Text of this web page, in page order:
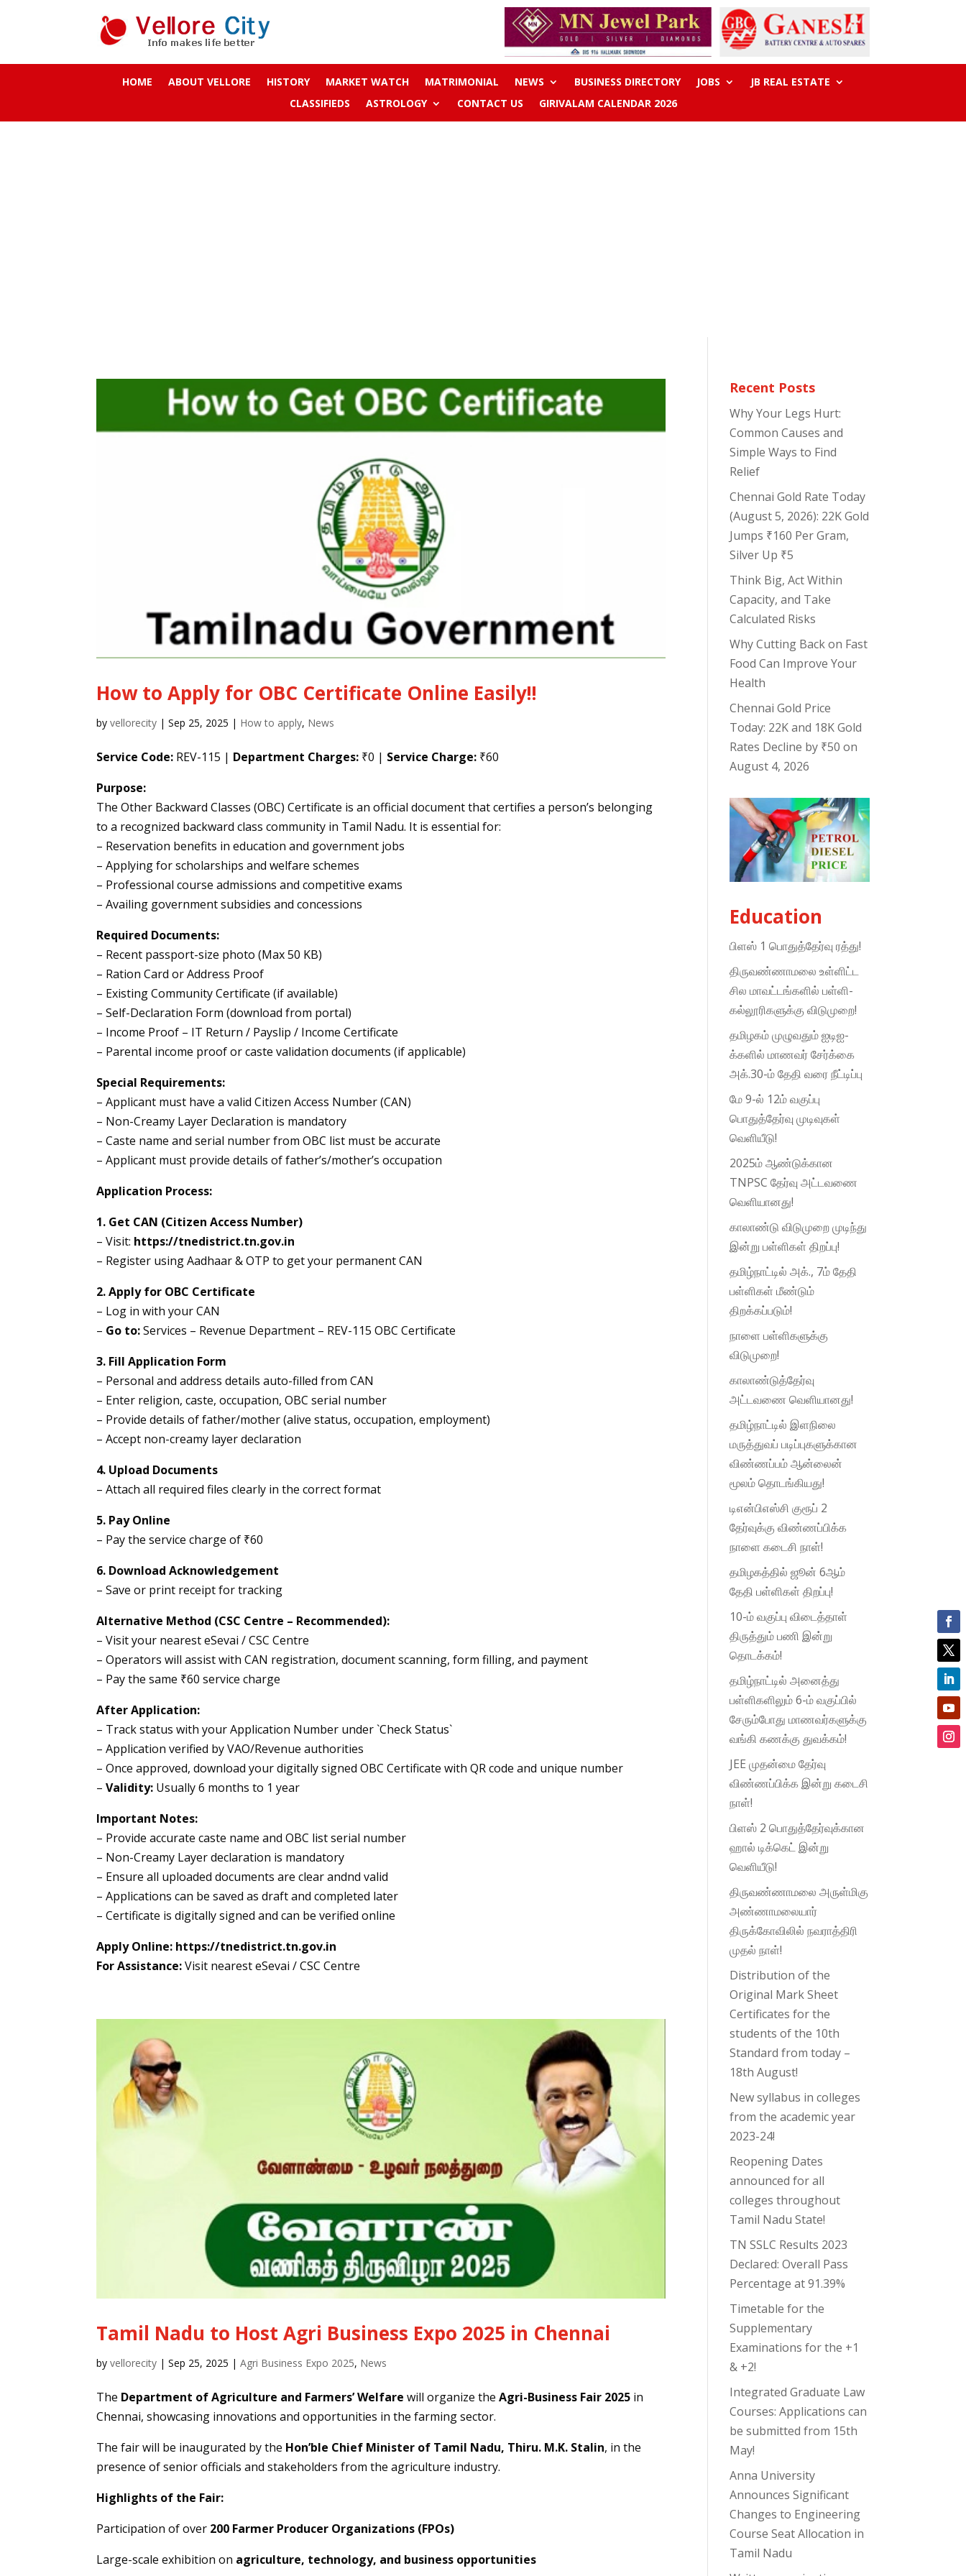
HOME ABOUT VELLORE HISTORY MARKET WATCH MATRIMONIAL NEWS BUSINESS DIRECTORY JOBS
JB REAL ESTATE
CLASSIFIEDS
ASTROLOGY CONTACT US GIRIVALAM CALENDAR 2026
How to Apply for OBC Certificate Online Easily!!
byvellorecity |Sep 25, 2025 | How to apply, News
Service Code: REV-115 | Department Charges: ₹0 | Service Charge: ₹60
Purpose:
The Other Backward Classes (OBC) Certificate is an official document that certifies a person’s belonging
to a recognized backward class community in Tamil Nadu. It is essential for:
– Reservation benefits in education and government jobs
– Applying for scholarships and welfare schemes
– Professional course admissions and competitive exams
– Availing government subsidies and concessions
Required Documents:
– Recent passport-size photo (Max 50 KB)
– Ration Card or Address Proof
– Existing Community Certificate (if available)
– Self-Declaration Form (download from portal)
– Income Proof – IT Return / Payslip / Income Certificate
– Parental income proof or caste validation documents (if applicable)
Special Requirements:
– Applicant must have a valid Citizen Access Number (CAN)
– Non-Creamy Layer Declaration is mandatory
– Caste name and serial number from OBC list must be accurate
– Applicant must provide details of father’s/mother’s occupation
Application Process:
1. Get CAN (Citizen Access Number)
– Visit: https://tnedistrict.tn.gov.in
– Register using Aadhaar & OTP to get your permanent CAN
2. Apply for OBC Certificate
– Log in with your CAN
– Go to:Services – Revenue Department – REV-115 OBC Certificate
3. Fill Application Form
– Personal and address details auto-filled from CAN
– Enter religion, caste, occupation, OBC serial number
– Provide details of father/mother (alive status, occupation, employment)
– Accept non-creamy layer declaration
4. Upload Documents
– Attach all required files clearly in the correct format
5. Pay Online
– Pay the service charge of ₹60
6. Download Acknowledgement
– Save or print receipt for tracking
Alternative Method (CSC Centre – Recommended):
– Visit your nearest eSevai / CSC Centre
– Operators will assist with CAN registration, document scanning, form filling, and payment
– Pay the same ₹60 service charge
After Application:
– Track status with your Application Number under `Check Status`
– Application verified by VAO/Revenue authorities
– Once approved, download your digitally signed OBC Certificate with QR code and unique number
–Validity: Usually 6 months to 1 year
Important Notes:
– Provide accurate caste name and OBC list serial number
– Non-Creamy Layer declaration is mandatory
– Ensure all uploaded documents are clear andnd valid
– Applications can be saved as draft and completed later
– Certificate is digitally signed and can be verified online
Apply Online: https://tnedistrict.tn.gov.in
For Assistance:Visit nearest eSevai / CSC Centre
Tamil Nadu to Host Agri Business Expo 2025 in Chennai
byvellorecity |Sep 25, 2025 |Agri Business Expo 2025, News
The Department of Agriculture and Farmers’ Welfare will organize theAgri-Business Fair 2025 in
Chennai, showcasing innovations and opportunities in the farming sector.
The fair will be inaugurated by the Hon’ble Chief Minister of Tamil Nadu, Thiru. M.K. Stalin, in the
presence of senior officials and stakeholders from the agriculture industry.
Highlights of the Fair:
Participation of over 200 Farmer Producer Organizations (FPOs)
Large-scale exhibition on agriculture, technology, and business opportunities
Recent Posts
Why Your Legs Hurt:
Common Causes and
Simple Ways to Find
Relief
Chennai Gold Rate Today
(August 5, 2026): 22K Gold
Jumps ₹160 Per Gram,
Silver Up ₹5
Think Big, Act Within
Capacity, and Take
Calculated Risks
Why Cutting Back on Fast
Food Can Improve Your
Health
Chennai Gold Price
Today: 22K and 18K Gold
Rates Decline by ₹50 on
August 4, 2026
Education
பிளஸ் 1 பொதுத்தேர்வு ரத்து!
திருவண்ணாமலை உள்ளிட்ட
சில மாவட்டங்களில் பள்ளி-
கல்லூரிகளுக்கு விடுமுறை!
தமிழகம் முழுவதும் ஐடிஐ-
க்களில் மாணவர் சேர்க்கை
அக்.30-ம் தேதி வரை நீட்டிப்பு
மே 9-ல் 12ம் வகுப்பு
பொதுத்தேர்வு முடிவுகள்
வெளியீடு!
2025ம் ஆண்டுக்கான
TNPSC தேர்வு அட்டவணை
வெளியானது!
காலாண்டு விடுமுறை முடிந்து
இன்று பள்ளிகள் திறப்பு!
தமிழ்நாட்டில் அக்., 7ம் தேதி
பள்ளிகள் மீண்டும்
திறக்கப்படும்!
நாளை பள்ளிகளுக்கு
விடுமுறை!
காலாண்டுத்தேர்வு
அட்டவணை வெளியானது!
தமிழ்நாட்டில் இளநிலை
மருத்துவப் படிப்புகளுக்கான
விண்ணப்பம் ஆன்லைன்
மூலம் தொடங்கியது!
டிஎன்பிஎஸ்சி குரூப் 2
தேர்வுக்கு விண்ணப்பிக்க
நாளை கடைசி நாள்!
தமிழகத்தில் ஜூன் 6ஆம்
தேதி பள்ளிகள் திறப்பு!
10-ம் வகுப்பு விடைத்தாள்
திருத்தும் பணி இன்று
தொடக்கம்!
தமிழ்நாட்டில் அனைத்து
பள்ளிகளிலும் 6-ம் வகுப்பில்
சேரும்போது மாணவர்களுக்கு
வங்கி கணக்கு துவக்கம்!
JEE முதன்மை தேர்வு
விண்ணப்பிக்க இன்று கடைசி
நாள்!
பிளஸ் 2 பொதுத்தேர்வுக்கான
ஹால் டிக்கெட் இன்று
வெளியீடு!
திருவண்ணாமலை அருள்மிகு
அண்ணாமலையார்
திருக்கோவிலில் நவராத்திரி
முதல் நாள்!
Distribution of the
Original Mark Sheet
Certificates for the
students of the 10th
Standard from today –
18th August!
New syllabus in colleges
from the academic year
2023-24!
Reopening Dates
announced for all
colleges throughout
Tamil Nadu State!
TN SSLC Results 2023
Declared: Overall Pass
Percentage at 91.39%
Timetable for the
Supplementary
Examinations for the +1
& +2!
Integrated Graduate Law
Courses: Applications can
be submitted from 15th
May!
Anna University
Announces Significant
Changes to Engineering
Course Seat Allocation in
Tamil Nadu